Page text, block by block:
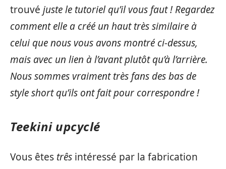
trouvé juste le tutoriel qu’il vous faut ! Regardez
comment elle a créé un haut très similaire à
celui que nous vous avons montré ci-dessus,
mais avec un lien à l’avant plutôt qu’à l’arrière.
Nous sommes vraiment très fans des bas de
style short qu’ils ont fait pour correspondre !
Teekini upcyclé
Vous êtes três intéressé par la fabrication